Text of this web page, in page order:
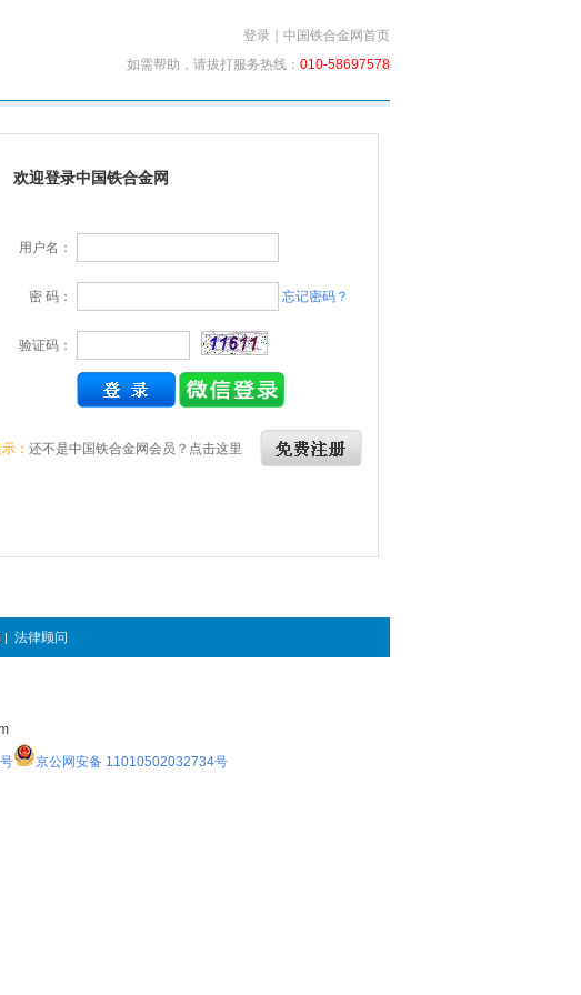
登录
中国铁合金网首页
如需帮助，请拔打服务热线： 010-58697578
欢迎登录中国铁合金网
用户名：
密 码： 忘记密码？
验证码：
： 还不是中国铁合金网会员？点击这里
| 法律顾问
京公网安备 11010502032734号